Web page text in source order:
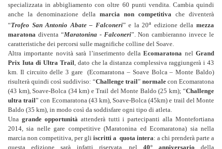
specializzata in abbigliamento con oltre 60 punti vendita. Cambia quindi
anche la denominazione della marcia non competitiva che diventerà
“Trofeo San Antonio Abate – Falconeri” e la 20a edizione dellamezza
maratona diventa “Maratonina - Falconeri”. Non cambieranno invece le
caratteristiche dei percorsi sulle magnifiche colline del Soave.
Altra importante novità sarà l’inserimento dellaEcomaratona nel Grand
Prix Iuta di Ultra Trail , dato che la distanza complessiva raggiungerà i 43
km. Il circuito delle 3 gare (Ecomaratona – Soave Bolca – Monte Baldo)
risulterà quindi così suddiviso: “Challenge trail” normale con Ecomaratona
(43 km), Soave-Bolca (34 km) e Trail del Monte Baldo (25 km); “Challenge
ultra trail” con Ecomaratona (43 km), Soave-Bolca (45km) e trail del Monte
Baldo (35 km), in modo così da soddisfare ogni tipo di atleta.
Una grande opportunità attenderà tutti i partecipanti alla Montefortiana
2014, sia nelle gare competitive (Maratonina ed Ecomaratona) sia nella
marcia non competitiva, per gli iscritti a quota intera: a chi prenderà parte a
questa edizione sarà infatti riservata, nel40° anniversario della